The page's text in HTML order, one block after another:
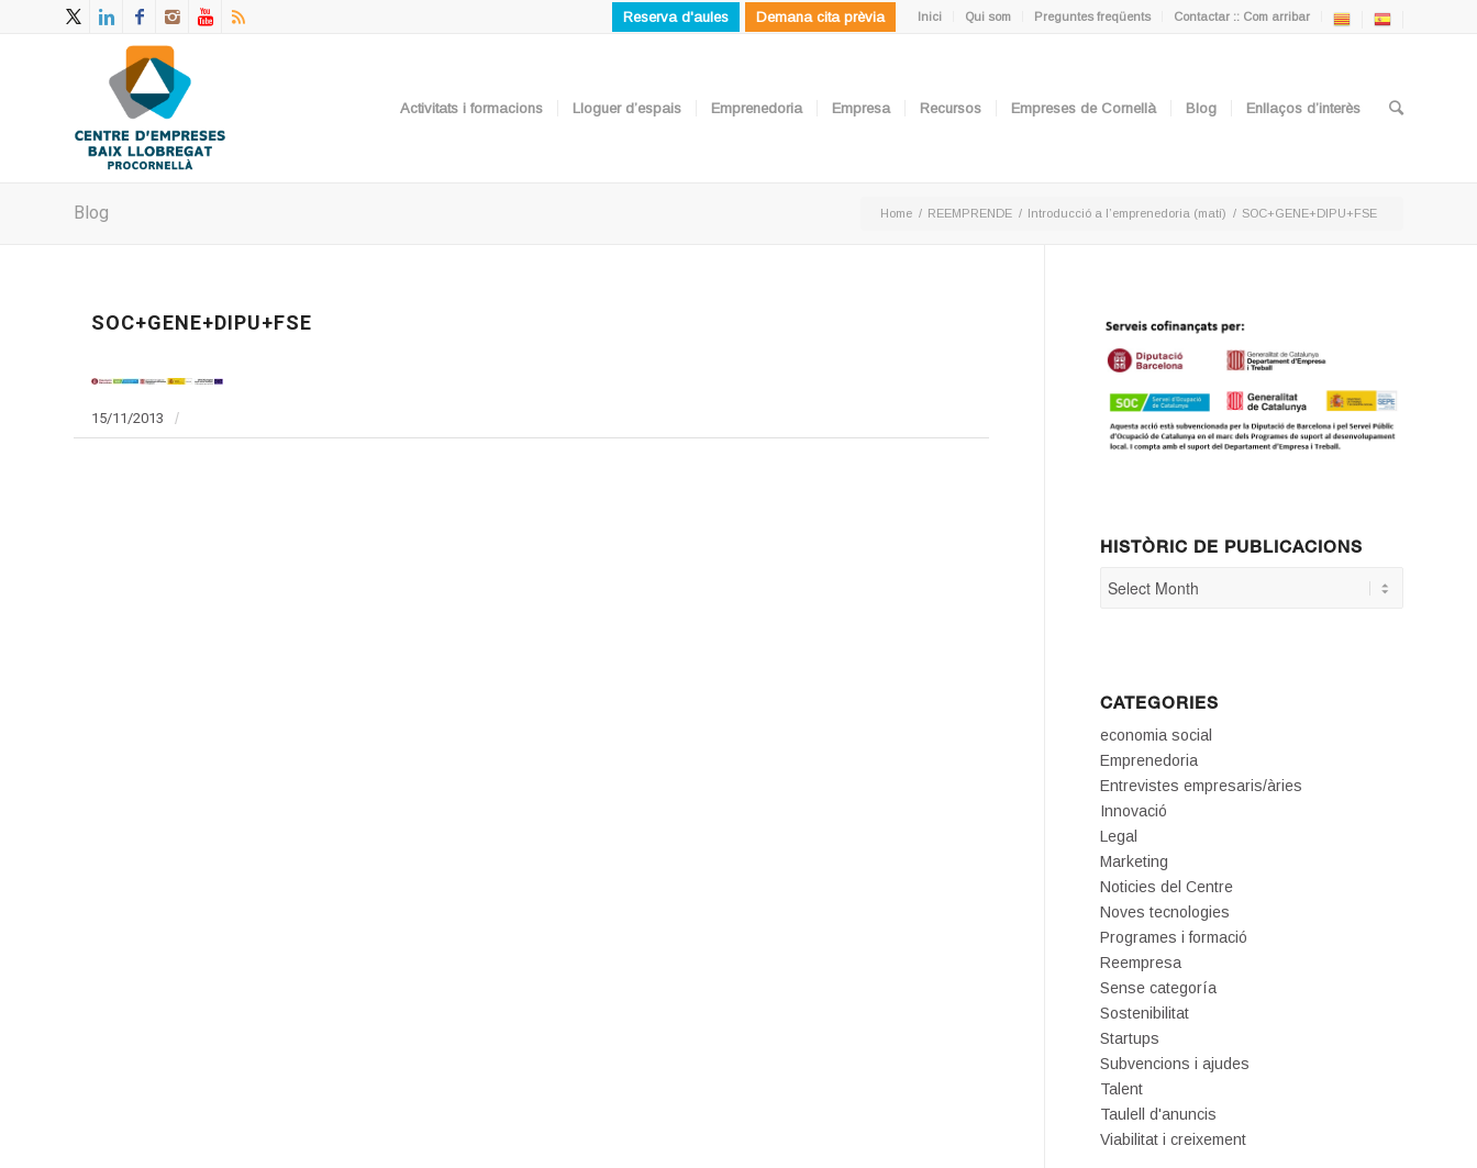
Inici Qui som Preguntes freqüents Contactar :: Com arribar
Reserva d'aules Demana cita prèvia
Activitats i formacions Lloguer d’espais Emprenedoria Empresa Recursos Empreses de Cornellà Blog Enllaços d’interès
Blog Home / REEMPRENDE / Introducció a l’emprenedoria (matí) / SOC+GENE+DIPU+FSE
SOC+GENE+DIPU+FSE
15/11/2013 /
HISTÒRIC DE PUBLICACIONS
CATEGORIES
economia social
Emprenedoria
Entrevistes empresaris/àries
Innovació
Legal
Marketing
Noticies del Centre
Noves tecnologies
Programes i formació
Reempresa
Sense categoría
Sostenibilitat
Startups
Subvencions i ajudes
Talent
Taulell d'anuncis
Viabilitat i creixement